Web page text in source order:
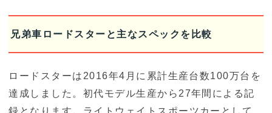
兄弟車ロードスターと主なスペックを比較
ロードスターは2016年4月に累計生産台数100万台を
達成しました。初代モデル生産から27年間による記
録となります。ライトウェイトスポーツカーとして